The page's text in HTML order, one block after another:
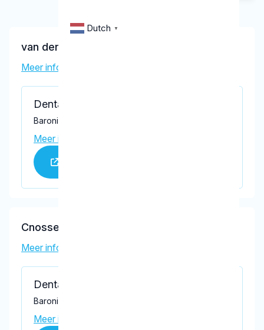
Dutch ▼
van den Broek, J.J.H.
Meer informatie tandarts
Dental Clinics Hedel
Baronieweg 2b, Hedel 5321 JV
Meer informatie praktijk
Cnossen, T.
Meer informatie tandarts
Dental Clinics Hedel
Baronieweg 2b, Hedel 5321 JV
Meer informatie praktijk